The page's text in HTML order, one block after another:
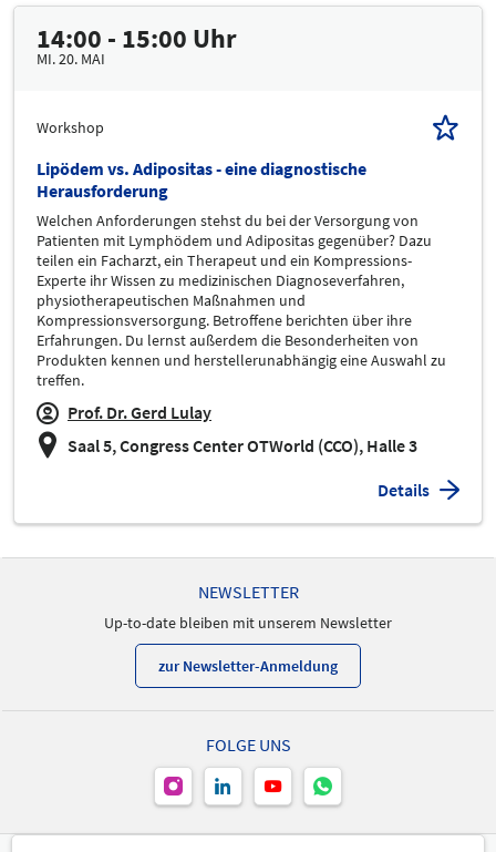
14:00 - 15:00 Uhr
MI. 20. MAI
Workshop
Lipödem vs. Adipositas - eine diagnostische
Herausforderung
Welchen Anforderungen stehst du bei der Versorgung von
Patienten mit Lymphödem und Adipositas gegenüber? Dazu
teilen ein Facharzt, ein Therapeut und ein Kompressions-
Experte ihr Wissen zu medizinischen Diagnoseverfahren,
physiotherapeutischen Maßnahmen und
Kompressionsversorgung. Betroffene berichten über ihre
Erfahrungen. Du lernst außerdem die Besonderheiten von
Produkten kennen und herstellerunabhängig eine Auswahl zu
treffen.
Prof. Dr. Gerd Lulay
Saal 5, Congress Center OTWorld (CCO), Halle 3
Details
NEWSLETTER
Up-to-date bleiben mit unserem Newsletter
zur Newsletter-Anmeldung
FOLGE UNS